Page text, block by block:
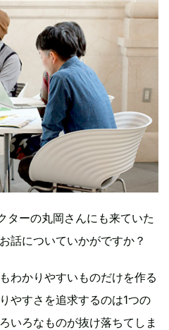
ーの丸岡さんにも来ていた
話についていかがですか？
わかりやすいものだけを作る
やすさを追求するのは1つの
いろなものが抜け落ちてしま